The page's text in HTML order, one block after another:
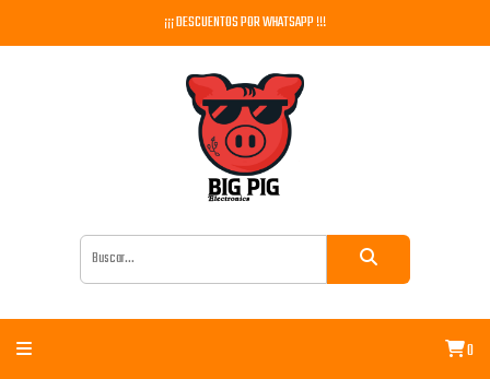
¡¡¡ DESCUENTOS POR WHATSAPP !!!
0